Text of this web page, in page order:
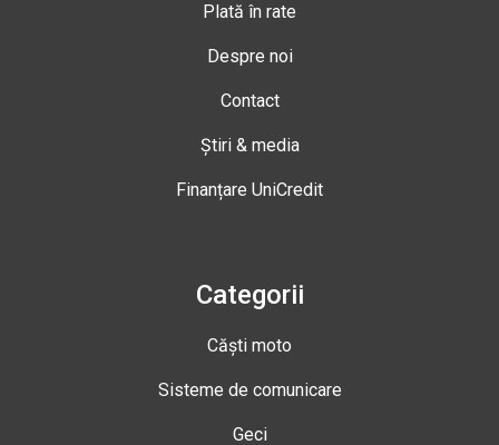
Plată în rate
Despre noi
Contact
Știri & media
Finanțare UniCredit
Categorii
Căști moto
Sisteme de comunicare
Geci